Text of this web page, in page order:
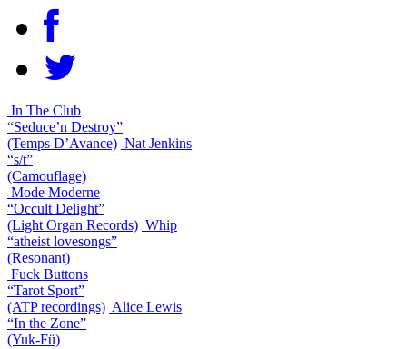
In The Club
“Seduce’n Destroy”
(Temps D’Avance) Nat Jenkins
“s/t”
(Camouflage)
Mode Moderne
“Occult Delight”
(Light Organ Records) Whip
“atheist lovesongs”
(Resonant)
Fuck Buttons
“Tarot Sport”
(ATP recordings) Alice Lewis
“In the Zone”
(Yuk-Fü)